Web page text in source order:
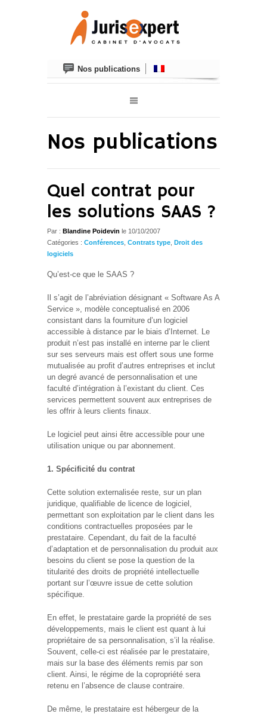
Nos publications
Nos publications
Quel contrat pour
les solutions SAAS ?
Par : Blandine Poidevin le 10/10/2007
Catégories : Conférences Contrats type Droit des
logiciels
Qu’est-ce que le SAAS ?
Il s’agit de l’abréviation désignant « Software As A
Service », modèle conceptualisé en 2006
consistant dans la fourniture d’un logiciel
accessible à distance par le biais d’Internet. Le
produit n’est pas installé en interne par le client
sur ses serveurs mais est offert sous une forme
mutualisée au profit d’autres entreprises et inclut
un degré avancé de personnalisation et une
faculté d’intégration à l’existant du client. Ces
services permettent souvent aux entreprises de
les offrir à leurs clients finaux.
Le logiciel peut ainsi être accessible pour une
utilisation unique ou par abonnement.
1. Spécificité du contrat
Cette solution externalisée reste, sur un plan
juridique, qualifiable de licence de logiciel,
permettant son exploitation par le client dans les
conditions contractuelles proposées par le
prestataire. Cependant, du fait de la faculté
d’adaptation et de personnalisation du produit aux
besoins du client se pose la question de la
titularité des droits de propriété intellectuelle
portant sur l’œuvre issue de cette solution
spécifique.
En effet, le prestataire garde la propriété de ses
développements, mais le client est quant à lui
propriétaire de sa personnalisation, s’il la réalise.
Souvent, celle-ci est réalisée par le prestataire,
mais sur la base des éléments remis par son
client. Ainsi, le régime de la copropriété sera
retenu en l’absence de clause contraire.
De même, le prestataire est hébergeur de la